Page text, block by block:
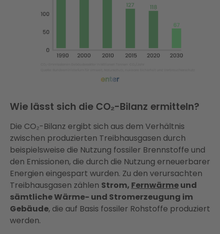
Wie lässt sich die CO₂-Bilanz ermitteln?
Die CO₂-Bilanz ergibt sich aus dem Verhältnis
zwischen produzierten Treibhausgasen durch
beispielsweise die Nutzung fossiler Brennstoffe und
den Emissionen, die durch die Nutzung erneuerbarer
Energien eingespart wurden. Zu den verursachten
Treibhausgasen zählen Strom, Fernwärmeund
sämtliche Wärme- und Stromerzeugung im
Gebäude, die auf Basis fossiler Rohstoffe produziert
werden.